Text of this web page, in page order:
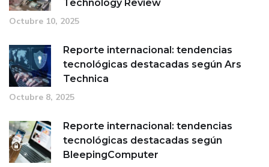
Technology Review
Octubre 10, 2025
Reporte internacional: tendencias
tecnológicas destacadas según Ars
Technica
Octubre 8, 2025
Reporte internacional: tendencias
tecnológicas destacadas según
BleepingComputer